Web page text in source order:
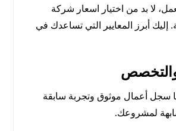
لا بد من اختيار اسعار شركة
إليك أبرز المعايير التي تساعدك في
سجل أعمال موثوق وتجربة سابقة
لمشروعك.